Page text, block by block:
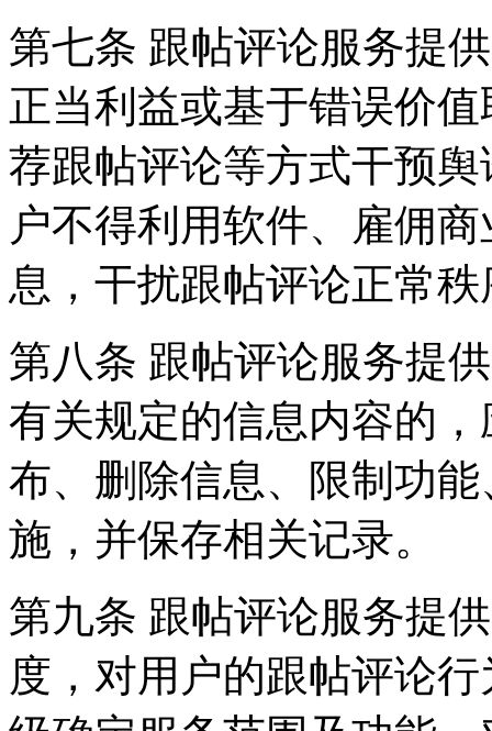
第七条 跟帖评论服务提
正当利益或基于错误价
荐跟帖评论等方式干预
户不得利用软件、雇佣
息，干扰跟帖评论正常
第八条 跟帖评论服务提
有关规定的信息内容的
布、删除信息、限制功
施，并保存相关记录。
第九条 跟帖评论服务提
度，对用户的跟帖评论